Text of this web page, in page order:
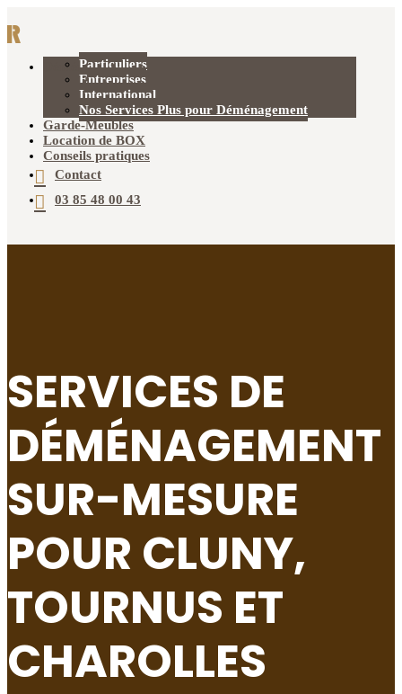
Déménagement
Particuliers
Entreprises
International
Nos Services Plus pour Déménagement
Garde-Meubles
Location de BOX
Conseils pratiques
Contact
03 85 48 00 43
SERVICES DE
DÉMÉNAGEMENT
SUR-MESURE
POUR CLUNY,
TOURNUS ET
CHAROLLES